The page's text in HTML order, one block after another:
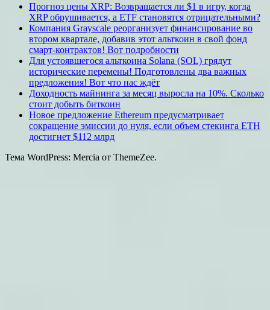
Прогноз цены XRP: Возвращается ли $1 в игру, когда
XRP обрушивается, а ETF становятся отрицательными?
Компания Grayscale реорганизует финансирование во
втором квартале, добавив этот альткоин в свой фонд
смарт-контрактов! Вот подробности
Для устоявшегося альткоина Solana (SOL) грядут
исторические перемены! Подготовлены два важных
предложения! Вот что нас ждёт
Доходность майнинга за месяц выросла на 10%. Сколько
стоит добыть биткоин
Новое предложение Ethereum предусматривает
сокращение эмиссии до нуля, если объем стекинга ETH
достигнет $112 млрд
Тема WordPress: Mercia от ThemeZee.